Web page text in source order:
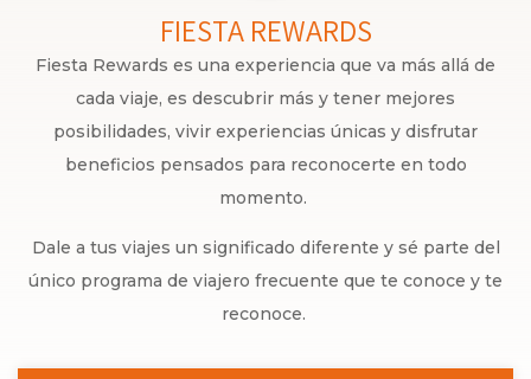
FIESTA REWARDS
Fiesta Rewards es una experiencia que va más allá de
cada viaje, es descubrir más y tener mejores
posibilidades, vivir experiencias únicas y disfrutar
beneficios pensados para reconocerte en todo
momento.
Dale a tus viajes un significado diferente y sé parte del
único programa de viajero frecuente que te conoce y te
reconoce.